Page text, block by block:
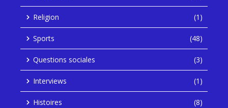
Religion (1)
Sports (48)
Questions sociales (3)
Interviews (1)
Histoires (8)